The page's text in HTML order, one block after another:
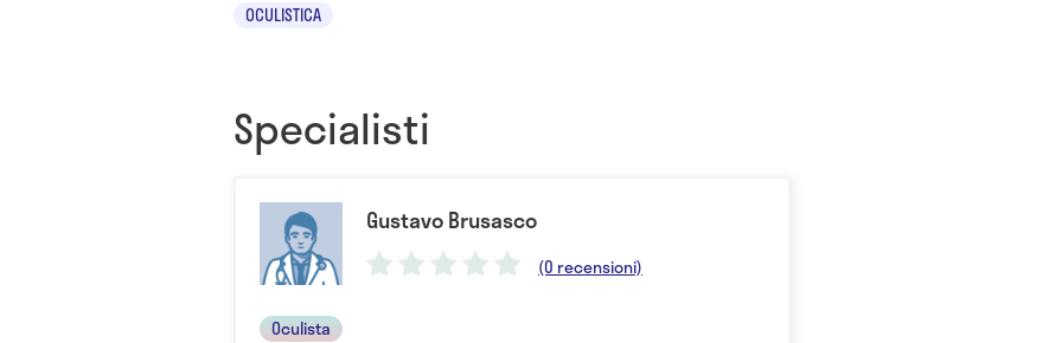
OCULISTICA
Specialisti
Gustavo Brusasco
(0 recensioni)
Oculista